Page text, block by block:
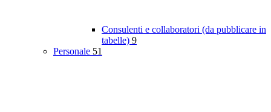
Consulenti e collaboratori (da pubblicare in
tabelle) 9
Personale 51